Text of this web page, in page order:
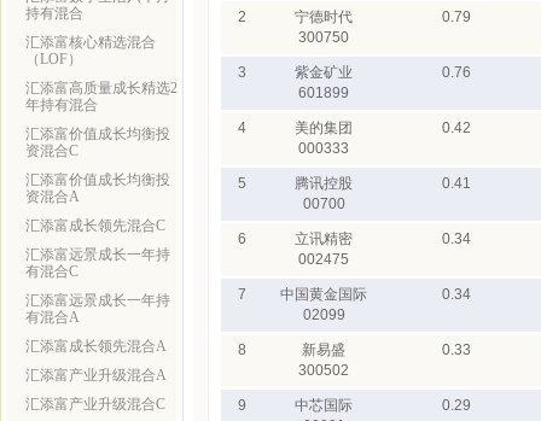
持有混合
汇添富核心精选混合
（LOF）
汇添富高质量成长精选2
年持有混合
汇添富价值成长均衡投
资混合C
汇添富价值成长均衡投
资混合A
汇添富成长领先混合C
汇添富远景成长一年持
有混合C
汇添富远景成长一年持
有混合A
汇添富成长领先混合A
汇添富产业升级混合A
汇添富产业升级混合C
2
宁德时代
300750
0.79
3
紫金矿业
601899
0.76
4
美的集团
000333
0.42
5
腾讯控股
00700
0.41
6
立讯精密
002475
0.34
7
中国黄金国际
02099
0.34
8
新易盛
300502
0.33
9
中芯国际
0.29